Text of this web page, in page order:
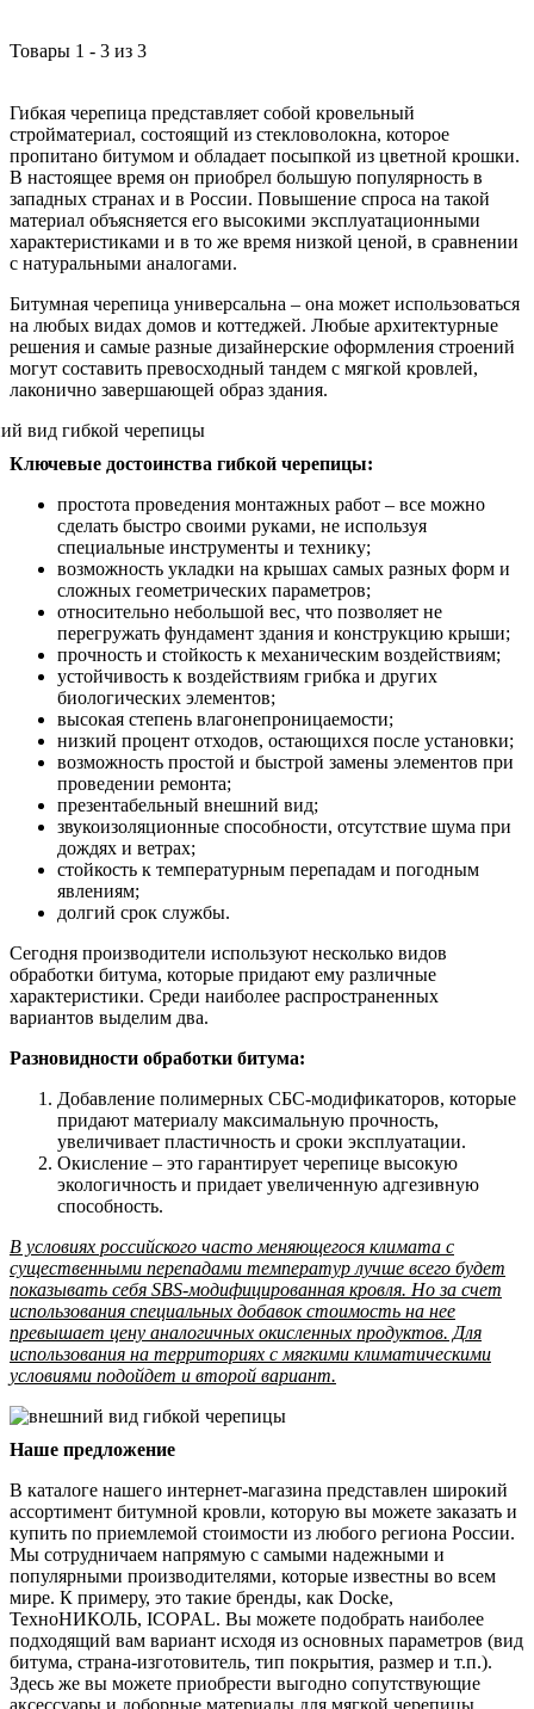
Товары 1 - 3 из 3
Гибкая черепица представляет собой кровельный
стройматериал, состоящий из стекловолокна, которое
пропитано битумом и обладает посыпкой из цветной крошки.
В настоящее время он приобрел большую популярность в
западных странах и в России. Повышение спроса на такой
материал объясняется его высокими эксплуатационными
характеристиками и в то же время низкой ценой, в сравнении
с натуральными аналогами.
Битумная черепица универсальна – она может использоваться
на любых видах домов и коттеджей. Любые архитектурные
решения и самые разные дизайнерские оформления строений
могут составить превосходный тандем с мягкой кровлей,
лаконично завершающей образ здания.
Ключевые достоинства гибкой черепицы:
простота проведения монтажных работ – все можно
сделать быстро своими руками, не используя
специальные инструменты и технику;
возможность укладки на крышах самых разных форм и
сложных геометрических параметров;
относительно небольшой вес, что позволяет не
перегружать фундамент здания и конструкцию крыши;
прочность и стойкость к механическим воздействиям;
устойчивость к воздействиям грибка и других
биологических элементов;
высокая степень влагонепроницаемости;
низкий процент отходов, остающихся после установки;
возможность простой и быстрой замены элементов при
проведении ремонта;
презентабельный внешний вид;
звукоизоляционные способности, отсутствие шума при
дождях и ветрах;
стойкость к температурным перепадам и погодным
явлениям;
долгий срок службы.
Сегодня производители используют несколько видов
обработки битума, которые придают ему различные
характеристики. Среди наиболее распространенных
вариантов выделим два.
Разновидности обработки битума:
Добавление полимерных СБС-модификаторов, которые
придают материалу максимальную прочность,
увеличивает пластичность и сроки эксплуатации.
Окисление – это гарантирует черепице высокую
экологичность и придает увеличенную адгезивную
способность.
В условиях российского часто меняющегося климата с
существенными перепадами температур лучше всего будет
показывать себя SBS-модифицированная кровля. Но за счет
использования специальных добавок стоимость на нее
превышает цену аналогичных окисленных продуктов. Для
использования на территориях с мягкими климатическими
условиями подойдет и второй вариант.
Наше предложение
В каталоге нашего интернет-магазина представлен широкий
ассортимент битумной кровли, которую вы можете заказать и
купить по приемлемой стоимости из любого региона России.
Мы сотрудничаем напрямую с самыми надежными и
популярными производителями, которые известны во всем
мире. К примеру, это такие бренды, как Docke,
ТехноНИКОЛЬ, ICOPAL. Вы можете подобрать наиболее
подходящий вам вариант исходя из основных параметров (вид
битума, страна-изготовитель, тип покрытия, размер и т.п.).
Здесь же вы можете приобрести выгодно сопутствующие
аксессуары и доборные материалы для мягкой черепицы.